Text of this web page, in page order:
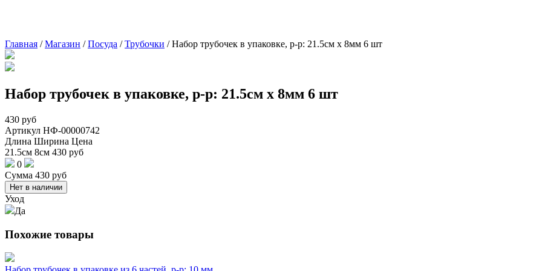
Главная /Магазин /Посуда /Трубочки /Набор трубочек в упаковке, р-р: 21.5см х 8мм 6 шт
Набор трубочек в упаковке, р-р: 21.5см х 8мм 6 шт
430 руб
Артикул НФ-00000742
Длина Ширина Цена
21.5см 8см 430 руб
0
Сумма 430 руб
Нет в наличии
Уход
Да
Похожие товары